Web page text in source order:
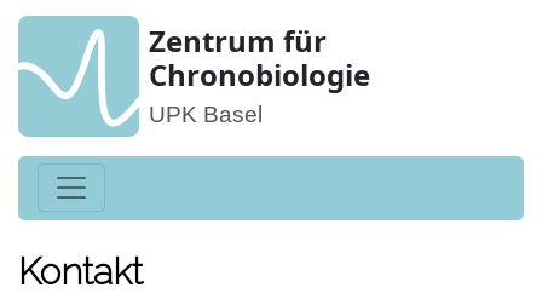
Zentrum für
Chronobiologie
UPK Basel
Kontakt